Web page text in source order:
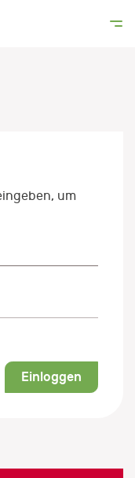
um
Einloggen